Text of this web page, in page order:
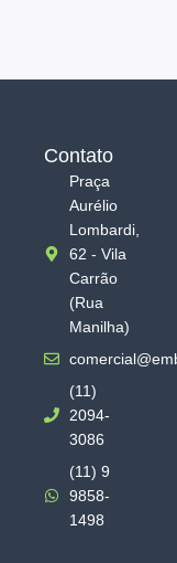
Contato
Praça
Aurélio
Lombardi,
62 - Vila
Carrão
(Rua
Manilha)
(11)
2094-
3086
(11) 9
9858-
1498